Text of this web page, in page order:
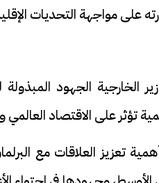
على مواجهة التحديات
الخارجية الجهود
تؤثر على الاقتصاد
تعزيز العلاقات مع